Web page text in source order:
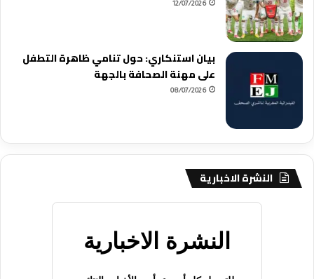
12/07/2026
بيان استنكاري: حول تنامي ظاهرة التطفل
على مهنة الصحافة بالجهة
08/07/2026
النشرة الاخبارية
النشرة الاخبارية